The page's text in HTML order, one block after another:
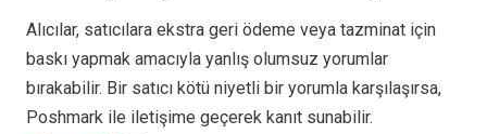
Alıcılar, satıcılara ekstra geri ödeme veya tazminat için
baskı yapmak amacıyla yanlış olumsuz yorumlar
bırakabilir. Bir satıcı kötü niyetli bir yorumla karşılaşırsa,
Poshmark ile iletişime geçerek kanıt sunabilir.